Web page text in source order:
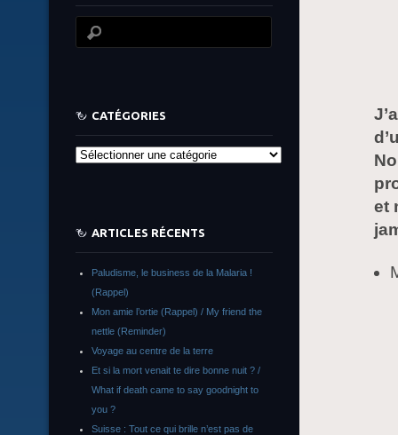
et
CATÉGORIES
Catégories
ARTICLES RÉCENTS
Paludisme, le business de la Malaria !
(Rappel)
Mon amie l’ortie (Rappel) / My friend the
nettle (Reminder)
Voyage au centre de la terre
Et si la mort venait te dire bonne nuit ? /
What if death came to say goodnight to
you ?
Suisse : Tout ce qui brille n’est pas de